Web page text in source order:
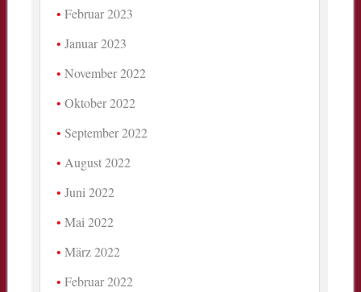
Februar 2023
Januar 2023
November 2022
Oktober 2022
September 2022
August 2022
Juni 2022
Mai 2022
März 2022
Februar 2022